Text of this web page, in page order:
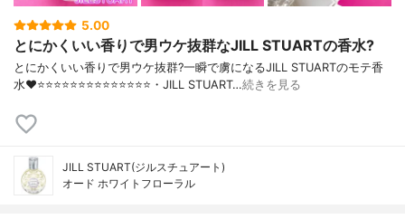
5.00
とにかくいい香りで男ウケ抜群なJILL STUARTの香水?
とにかくいい香りで男ウケ抜群?一瞬で虜になるJILL STUARTのモテ香
水❤️⭐️⭐️⭐️⭐️⭐️⭐️⭐️⭐️⭐️⭐️⭐️⭐️⭐️⭐️・JILL STUART…続きを見る
JILL STUART(ジルスチュアート)
オード ホワイトフローラル